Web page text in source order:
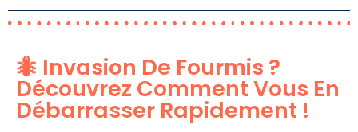
🐜 Invasion De Fourmis ?
Découvrez Comment Vous En
Débarrasser Rapidement !